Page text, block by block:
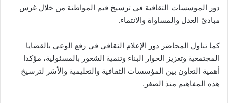
دور المؤسسات الثقافية في ترسيخ قيم المواطنة من خلال غرس
مبادئ العدل والمساواة والانتماء.
كما تناول المحاضر دور الإعلام الثقافي في رفع الوعي بالقضايا
المجتمعية وتعزيز الحوار البناء وتنمية الشعور بالمسئولية، مؤكدا
أهمية التعاون بين المؤسسات الثقافية والتعليمية والأسَر لترسيخ
هذه المفاهيم منذ الصغر.